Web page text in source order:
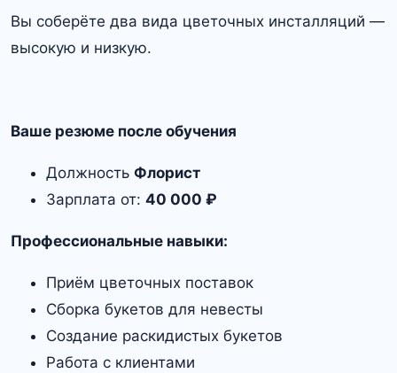
Вы соберёте два вида цветочных инсталляций —
высокую и низкую.
Ваше резюме после обучения
Должность Флорист
Зарплата от: 40 000 ₽
Профессиональные навыки:
Приём цветочных поставок
Сборка букетов для невесты
Создание раскидистых букетов
Работа с клиентами